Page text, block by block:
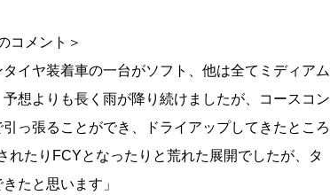
コメント＞
イヤ装着車の一台がソフト、他は全てミディアム
想よりも長く雨が降り続けましたが、コースコン
っ張ることができ、ドライアップしてきたところ
たりFCYとなったりと荒れた展開でしたが、タ
たと思います」